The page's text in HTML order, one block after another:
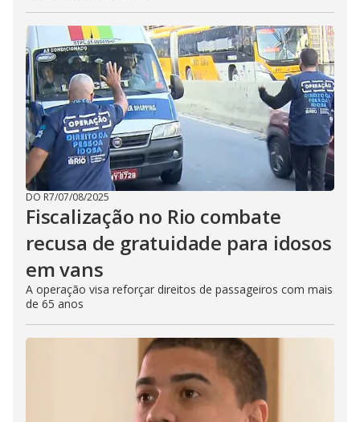
DO R7/07/08/2025
Fiscalização no Rio combate
recusa de gratuidade para idosos
em vans
A operação visa reforçar direitos de passageiros com mais
de 65 anos